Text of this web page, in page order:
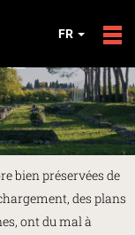
FR
bien préservées de
des plans
ont du mal à